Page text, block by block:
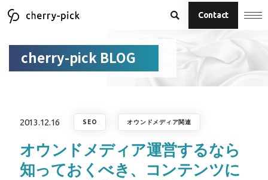
Contact
cherry-pick BLOG
2013.12.16 SEO オウンドメディア関連
オウンドメディア運営するなら
知っておくべき、コンテンツに